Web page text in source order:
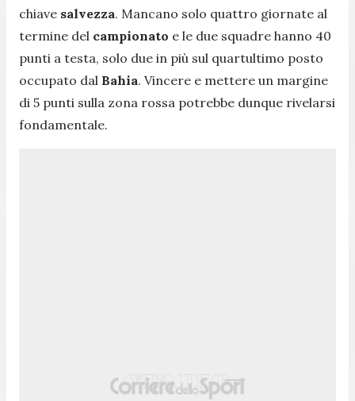
chiave salvezza. Mancano solo quattro giornate al
termine del campionato e le due squadre hanno 40
punti a testa, solo due in più sul quartultimo posto
occupato dal Bahia. Vincere e mettere un margine
di 5 punti sulla zona rossa potrebbe dunque rivelarsi
fondamentale.